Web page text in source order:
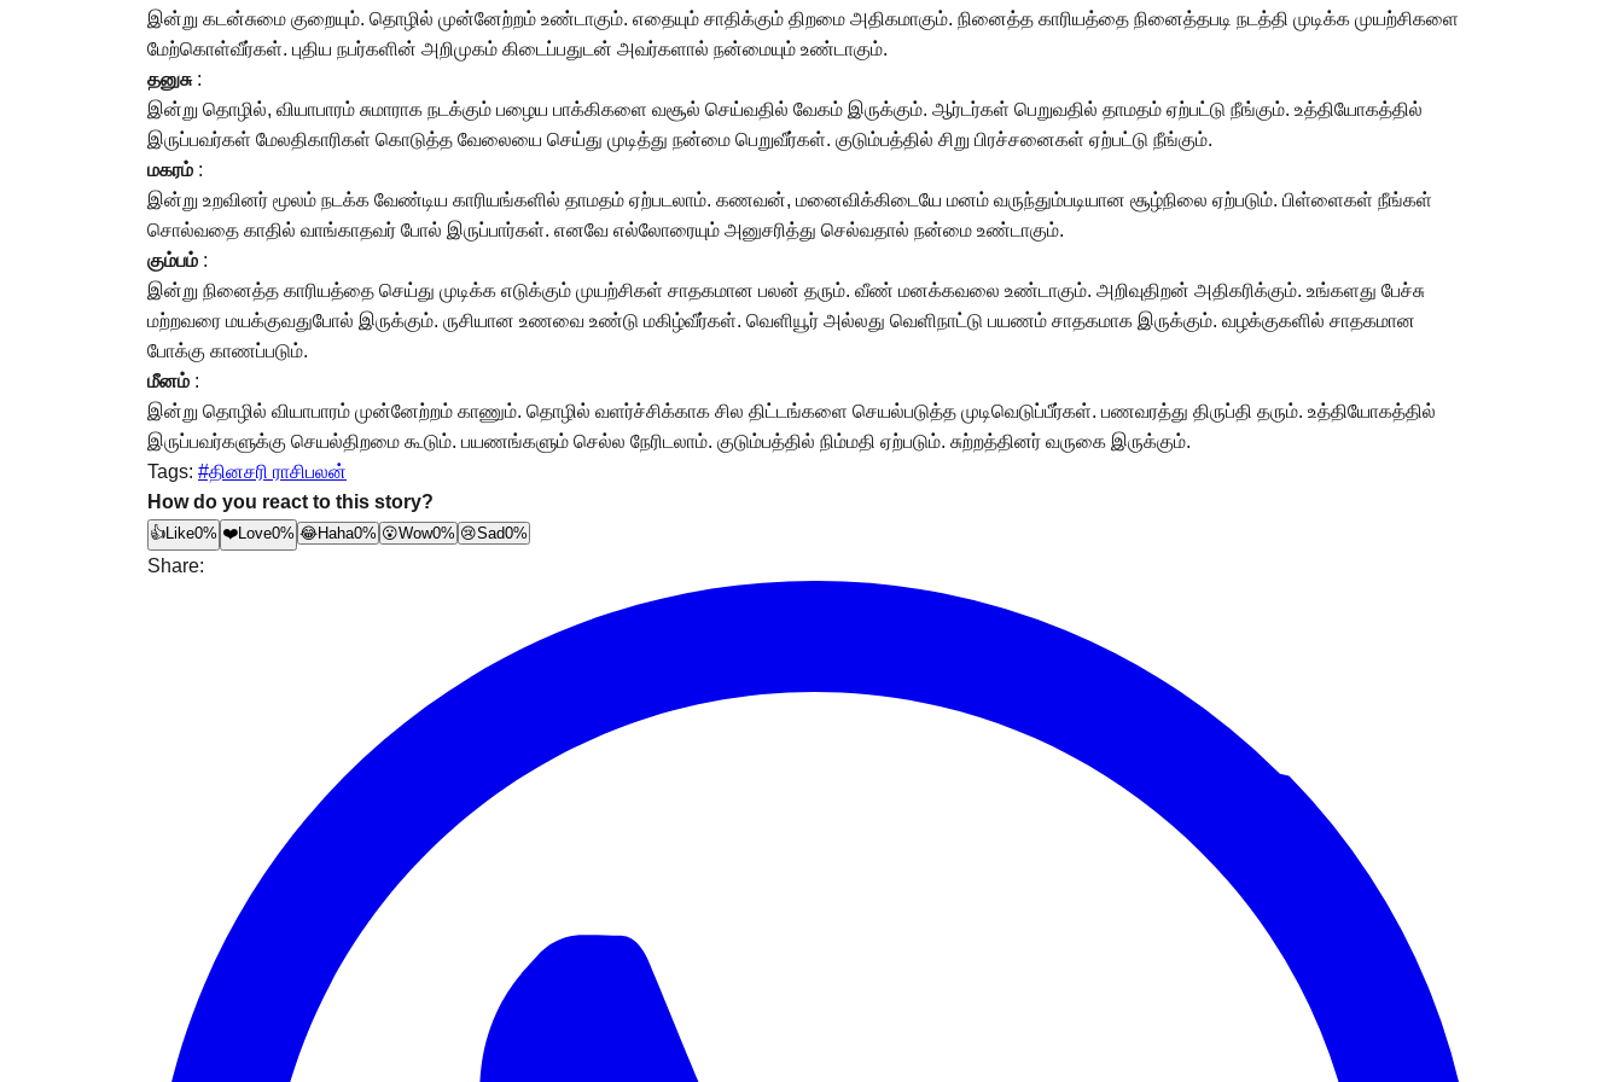
இன்று கடன்சுமை குறையும். தொழில் முன்னேற்றம் உண்டாகும். எதையும் சாதிக்கும் திறமை அதிகமாகும். நினைத்த காரியத்தை நினைத்தபடி நடத்தி முடிக்க முயற்சிகளை
மேற்கொள்வீர்கள். புதிய நபர்களின் அறிமுகம் கிடைப்பதுடன் அவர்களால் நன்மையும் உண்டாகும்.
தனுசு:
இன்று தொழில், வியாபாரம் சுமாராக நடக்கும் பழைய பாக்கிகளை வசூல் செய்வதில் வேகம் இருக்கும். ஆர்டர்கள் பெறுவதில் தாமதம் ஏற்பட்டு நீங்கும். உத்தியோகத்தில்
இருப்பவர்கள் மேலதிகாரிகள் கொடுத்த வேலையை செய்து முடித்து நன்மை பெறுவீர்கள். குடும்பத்தில் சிறு பிரச்சனைகள் ஏற்பட்டு நீங்கும்.
மகரம் :
இன்று உறவினர் மூலம் நடக்க வேண்டிய காரியங்களில் தாமதம் ஏற்படலாம். கணவன், மனைவிக்கிடையே மனம் வருந்தும்படியான சூழ்நிலை ஏற்படும். பிள்ளைகள் நீங்கள்
சொல்வதை காதில் வாங்காதவர் போல் இருப்பார்கள். எனவே எல்லோரையும் அனுசரித்து செல்வதால் நன்மை உண்டாகும்.
கும்பம் :
இன்று நினைத்த காரியத்தை செய்து முடிக்க எடுக்கும் முயற்சிகள் சாதகமான பலன் தரும். வீண் மனக்கவலை உண்டாகும். அறிவுதிறன் அதிகரிக்கும். உங்களது பேச்சு
மற்றவரை மயக்குவதுபோல் இருக்கும். ருசியான உணவை உண்டு மகிழ்வீர்கள். வெளியூர் அல்லது வெளிநாட்டு பயணம் சாதகமாக இருக்கும். வழக்குகளில் சாதகமான
போக்கு காணப்படும்.
மீனம் :
இன்று தொழில் வியாபாரம் முன்னேற்றம் காணும். தொழில் வளர்ச்சிக்காக சில திட்டங்களை செயல்படுத்த முடிவெடுப்பீர்கள். பணவரத்து திருப்தி தரும். உத்தியோகத்தில்
இருப்பவர்களுக்கு செயல்திறமை கூடும். பயணங்களும் செல்ல நேரிடலாம். குடும்பத்தில் நிம்மதி ஏற்படும். சுற்றத்தினர் வருகை இருக்கும்.
Tags: #தினசரி ராசிபலன்
How do you react to this story?
👍Like0% ❤️Love0% 😂Haha0% 😮Wow0% 😢Sad0%
Share: